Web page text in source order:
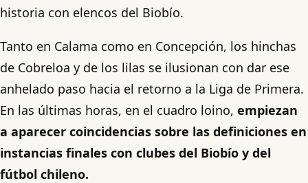
historia con elencos del Biobío.
Tanto en Calama como en Concepción, los hinchas
de Cobreloa y de los lilas se ilusionan con dar ese
anhelado paso hacia el retorno a la Liga de Primera.
En las últimas horas, en el cuadro loino, empiezan
a aparecer coincidencias sobre las definiciones en
instancias finales con clubes del Biobío y del
fútbol chileno.